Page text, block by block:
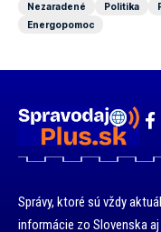
Nezaradené
Politika
Energopomoc
Správy, ktoré sú vždy
informácie zo Slovenska